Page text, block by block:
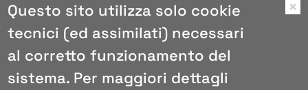
Mappa del sito
Copyright
Browser consigliati
Questo sito utilizza solo cookie
tecnici (ed assimilati) necessari
al corretto funzionamento del
sistema. Per maggiori dettagli